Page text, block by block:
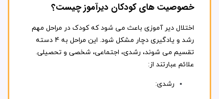
خصوصیت های کودکان دیرآموز چیست؟
اختلال دیر آموزی باعث می شود که کودک در مراحل مهم
رشد و یادگیری دچار مشکل شود. این مراحل به 4 دسته
تقسیم می شوند، رشدی، اجتماعی، شخصی و تحصیلی.
علائم عبارتند از:
رشدی: